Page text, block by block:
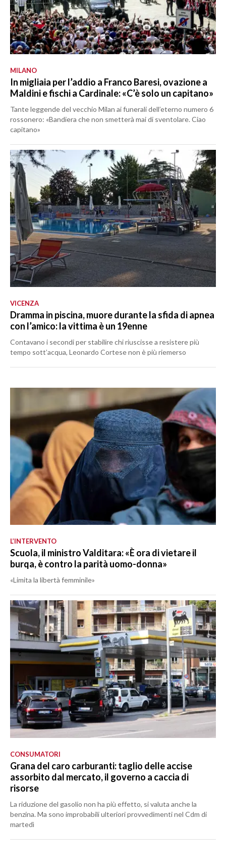
MILANO
In migliaia per l’addio a Franco Baresi, ovazione a
Maldini e fischi a Cardinale: «C’è solo un capitano»
Tante leggende del vecchio Milan ai funerali dell’eterno numero 6
rossonero: «Bandiera che non smetterà mai di sventolare. Ciao
capitano»
VICENZA
Dramma in piscina, muore durante la sfida di apnea
con l’amico: la vittima è un 19enne
Contavano i secondi per stabilire chi riuscisse a resistere più
tempo sott’acqua, Leonardo Cortese non è più riemerso
L’INTERVENTO
Scuola, il ministro Valditara: «È ora di vietare il
burqa, è contro la parità uomo-donna»
«Limita la libertà femminile»
CONSUMATORI
Grana del caro carburanti: taglio delle accise
assorbito dal mercato, il governo a caccia di
risorse
La riduzione del gasolio non ha più effetto, si valuta anche la
benzina. Ma sono improbabili ulteriori provvedimenti nel Cdm di
martedì